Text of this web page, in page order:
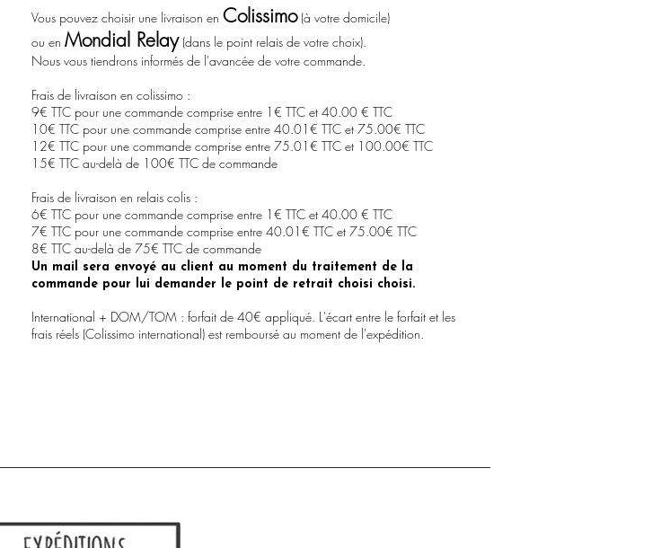
Vous pouvez choisir une livraison en Colissimo(à votre domicile)
ou en Mondial Relay(dans le point relais de votre choix).
Nous vous tiendrons informés de l'avancée de votre commande.
Frais de livraison en colissimo :
9€ TTC pour une commande comprise entre 1€ TTC et 40.00 € TTC
10€ TTC pour une commande comprise entre 40.01€ TTC et 75.00€ TTC
12€ TTC pour une commande comprise entre 75.01€ TTC et 100.00€ TTC
15€ TTC au-delà de 100€ TTC de commande
Frais de livraison en relais colis :
6€ TTC pour une commande comprise entre 1€ TTC et 40.00 € TTC
7€ TTC pour une commande comprise entre 40.01€ TTC et 75.00€ TTC
8€ TTC au-delà de 75€ TTC de commande
Un mail sera envoyé au client au moment du traitement de la
commande pour lui demander le point de retrait choisi choisi.
International + DOM/TOM : forfait de 40€ appliqué. L'écart entre le forfait et les
frais réels (Colissimo international) est remboursé au moment de l'expédition